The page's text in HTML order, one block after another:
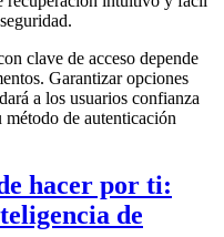
clave de acceso depende
Garantizar opciones
a los usuarios confianza
método de autenticación
hacer por ti:
de